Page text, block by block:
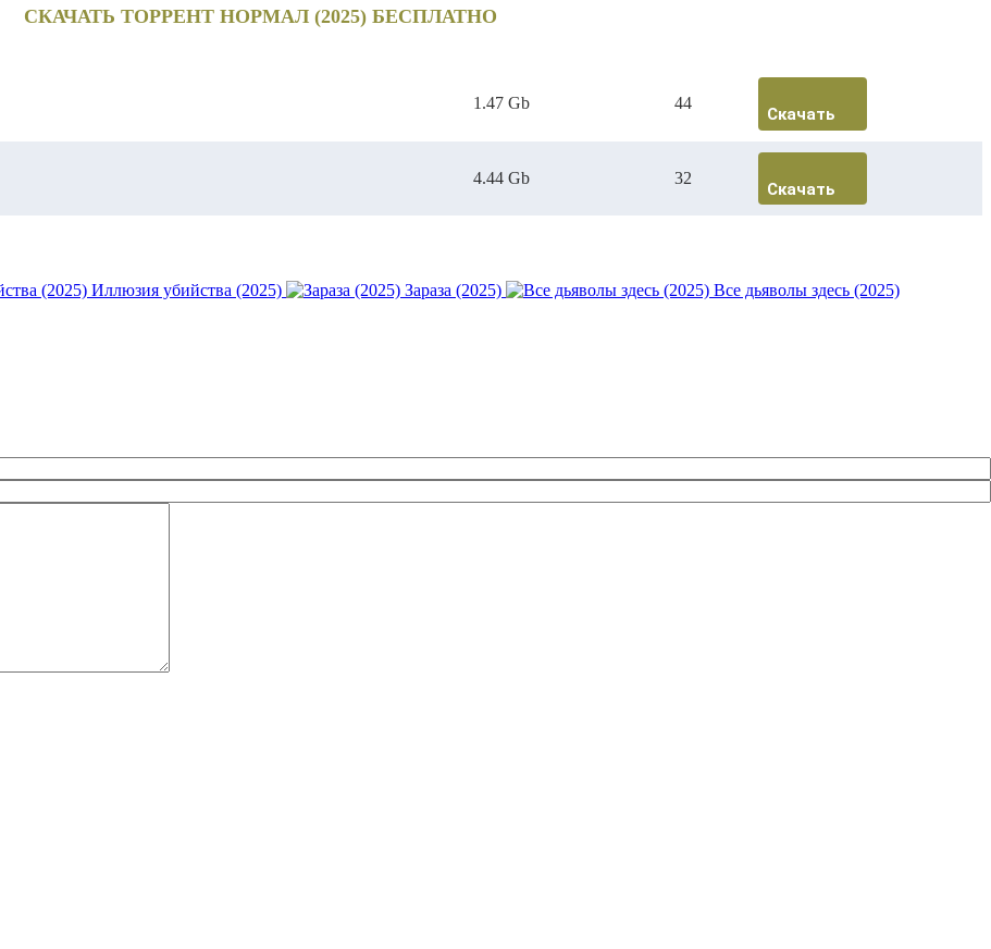
СКАЧАТЬ ТОРРЕНТ НОРМАЛ (2025) БЕСПЛАТНО
1.47 Gb 44
Скачать
4.44 Gb 32
Скачать
Иллюзия убийства (2025) Зараза (2025)
Все дьяволы здесь (2025)